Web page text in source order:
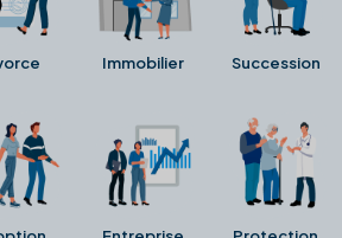
Immobilier Succession